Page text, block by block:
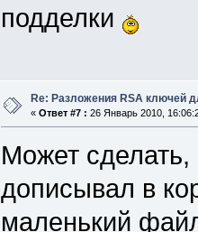
подделки
Re: Разложения RSA ключей
« Ответ #7 : 26 Январь 2010,
Может
дописывал в
маленький